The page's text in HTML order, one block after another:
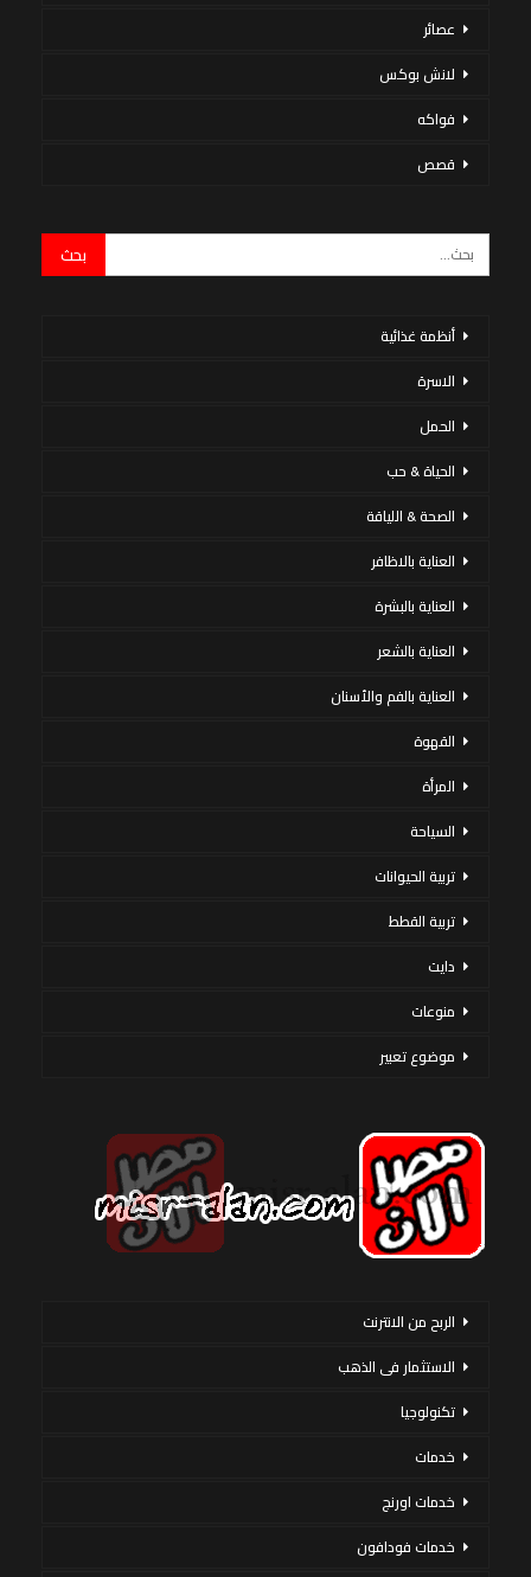
عصائر
لانش بوكس
فواكه
قصص
أنظمة غذائية
الاسرة
الحمل
الحياة & حب
الصحة & اللياقة
العناية بالاظافر
العناية بالبشرة
العناية بالشعر
العناية بالفم والأسنان
القهوة
المرأة
السياحة
تربية الحيوانات
تربية القطط
دايت
منوعات
موضوع تعبير
الربح من الانترنت
الاستثمار فى الذهب
تكنولوجيا
خدمات
خدمات اورنج
خدمات فودافون